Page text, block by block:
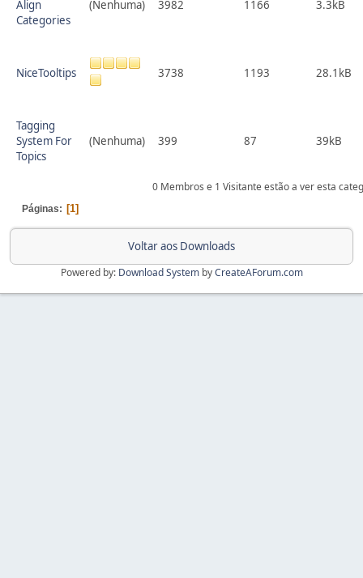
Align
Categories
(Nenhuma) 3982 1166 3.3kB
NiceTooltips 3738 1193 28.1kB
Tagging
System For
Topics
(Nenhuma) 399 87 39kB
0 Membros e 1 Visitante estão a ver esta
Páginas 1
Voltar aos Downloads
Powered by: Download SystembyCreateAForum.com